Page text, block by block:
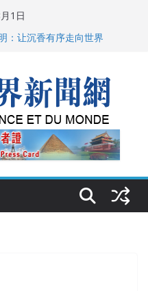
1日
放大的无知
香：加拿大茶艺师邓岚月